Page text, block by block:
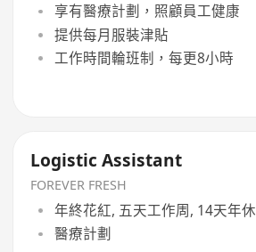
享有醫療計劃，照顧員工健康
提供每月服裝津貼
工作時間輪班制，每更8小時
Logistic Assistant
FOREVER FRESH
年終花紅, 五天工作周, 14天年休
醫療計劃